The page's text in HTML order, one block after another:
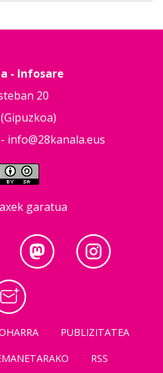
- Infosare
20
info@28kanala.eus
garatua
PUBLIZITATEA
RSS